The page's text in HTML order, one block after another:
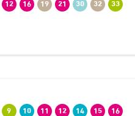
12 16 19 21 30 32 33
9 10 11 12 14 15 16